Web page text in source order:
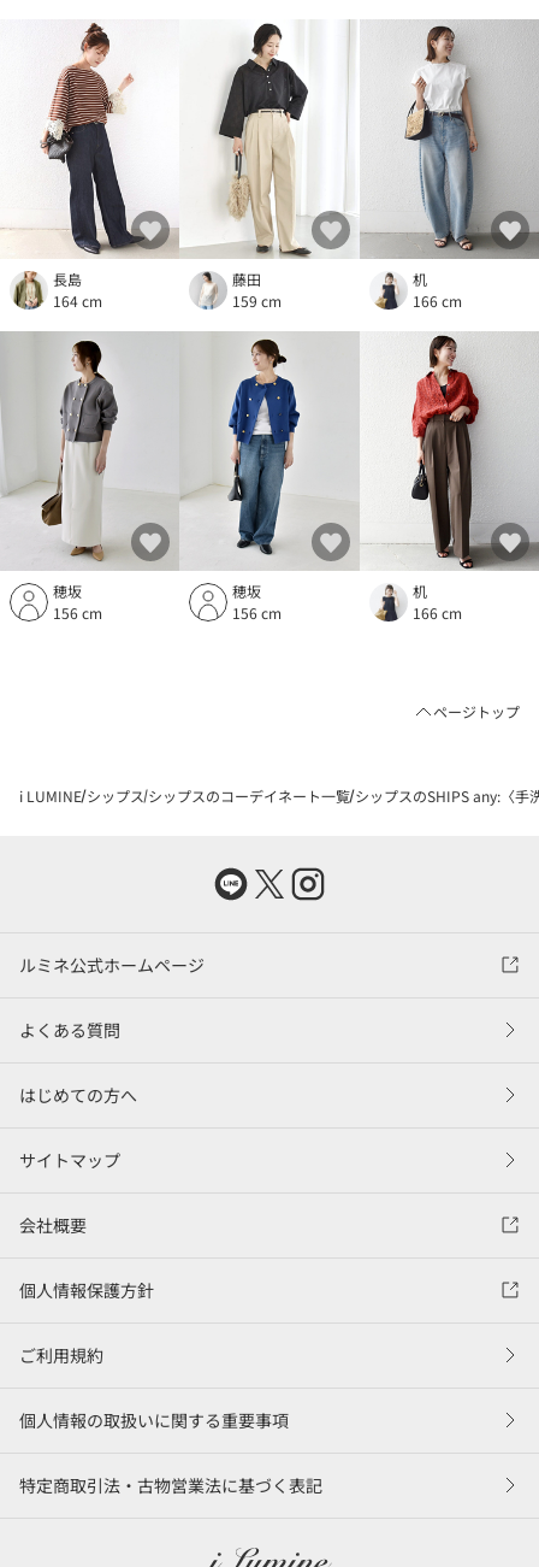
長島
164 cm
藤田
159 cm
机
166 cm
穂坂
156 cm
穂坂
156 cm
机
166 cm
ページトップ
i LUMINE シップス シップスのコーデイネート一覧 シップスのSHIPS any:〈手
ルミネ公式ホームページ
よくある質問
はじめての方へ
サイトマップ
会社概要
個人情報保護方針
ご利用規約
個人情報の取扱いに関する重要事項
特定商取引法・古物営業法に基づく表記